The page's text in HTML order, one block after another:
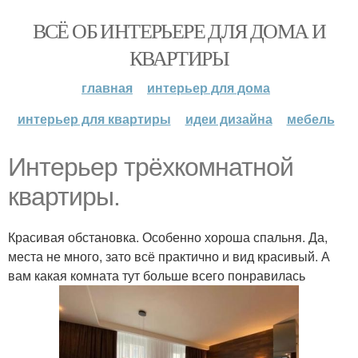
ВСЁ ОБ ИНТЕРЬЕРЕ ДЛЯ ДОМА И
КВАРТИРЫ
главная
интерьер для дома
интерьер для квартиры
идеи дизайна мебель
Интерьер трёхкомнатной
квартиры.
Красивая обстановка. Особенно хороша спальня. Да,
места не много, зато всё практично и вид красивый. А
вам какая комната тут больше всего понравилась